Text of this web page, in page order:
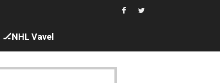
en plataforma. 5 orazos para Chiara Pellacani,
🏒NHL Vavel